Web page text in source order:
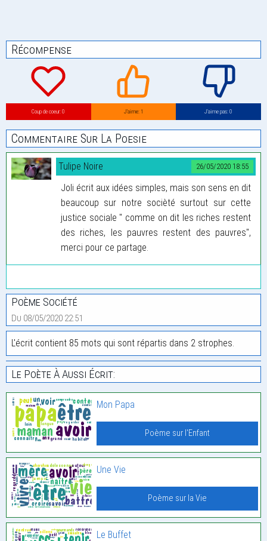
Récompense
Coup de coeur: 0 J’aime: 1 J’aime pas: 0
Commentaire Sur La Poesie
26/05/2020 18:55
Tulipe Noire
Joli écrit aux idées simples, mais son sens en dit
beaucoup sur notre socièté surtout sur cette
justice sociale " comme on dit les riches restent
des riches, les pauvres restent des pauvres",
merci pour ce partage.
Poème Société
Du 08/05/2020 22:51
L'écrit contient 85 mots qui sont répartis dans 2 strophes.
Le Poète À Aussi Écrit:
Mon Papa
Poème sur l'Enfant
Une Vie
Poème sur la Vie
Le Buffet